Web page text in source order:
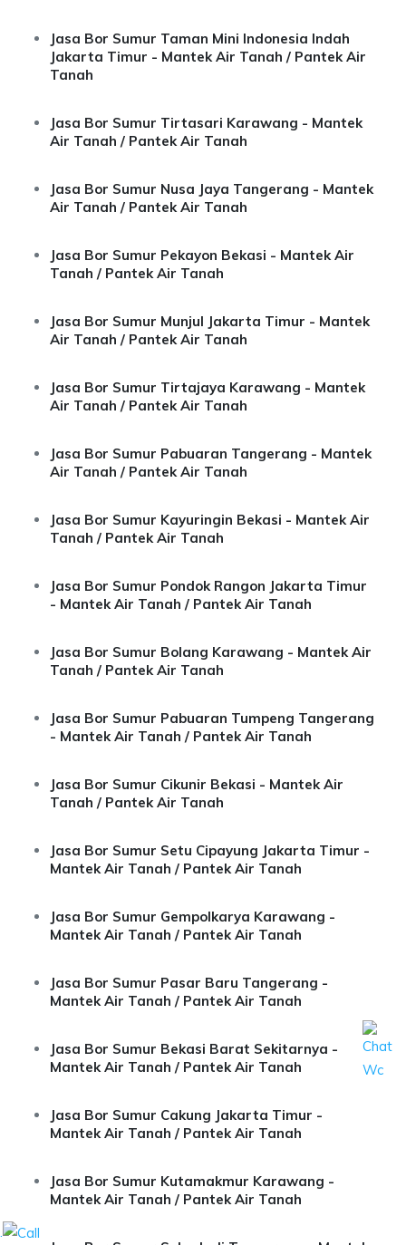
Jasa Bor Sumur Taman Mini Indonesia Indah
Jakarta Timur - Mantek Air Tanah / Pantek Air
Tanah
Jasa Bor Sumur Tirtasari Karawang - Mantek
Air Tanah / Pantek Air Tanah
Jasa Bor Sumur Nusa Jaya Tangerang - Mantek
Air Tanah / Pantek Air Tanah
Jasa Bor Sumur Pekayon Bekasi - Mantek Air
Tanah / Pantek Air Tanah
Jasa Bor Sumur Munjul Jakarta Timur - Mantek
Air Tanah / Pantek Air Tanah
Jasa Bor Sumur Tirtajaya Karawang - Mantek
Air Tanah / Pantek Air Tanah
Jasa Bor Sumur Pabuaran Tangerang - Mantek
Air Tanah / Pantek Air Tanah
Jasa Bor Sumur Kayuringin Bekasi - Mantek Air
Tanah / Pantek Air Tanah
Jasa Bor Sumur Pondok Rangon Jakarta Timur
- Mantek Air Tanah / Pantek Air Tanah
Jasa Bor Sumur Bolang Karawang - Mantek Air
Tanah / Pantek Air Tanah
Jasa Bor Sumur Pabuaran Tumpeng Tangerang
- Mantek Air Tanah / Pantek Air Tanah
Jasa Bor Sumur Cikunir Bekasi - Mantek Air
Tanah / Pantek Air Tanah
Jasa Bor Sumur Setu Cipayung Jakarta Timur -
Mantek Air Tanah / Pantek Air Tanah
Jasa Bor Sumur Gempolkarya Karawang -
Mantek Air Tanah / Pantek Air Tanah
Jasa Bor Sumur Pasar Baru Tangerang -
Mantek Air Tanah / Pantek Air Tanah
Jasa Bor Sumur Bekasi Barat Sekitarnya -
Mantek Air Tanah / Pantek Air Tanah
Jasa Bor Sumur Cakung Jakarta Timur -
Mantek Air Tanah / Pantek Air Tanah
Jasa Bor Sumur Kutamakmur Karawang -
Mantek Air Tanah / Pantek Air Tanah